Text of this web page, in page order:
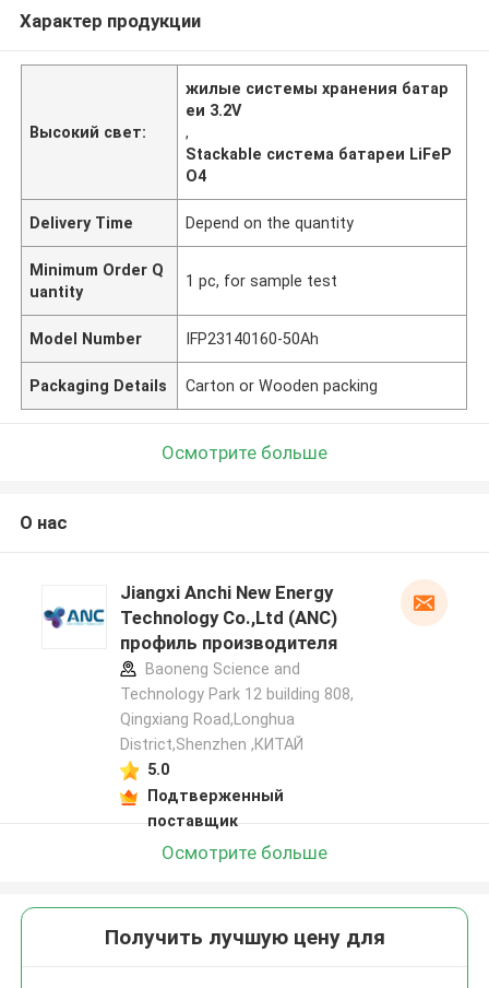
Характер продукции
Высокий свет:
жилые системы хранения батар
еи 3.2V
,
Stackable система батареи LiFeP
O4
Delivery Time Depend on the quantity
Minimum Order Q
uantity
1 pc, for sample test
Model Number IFP23140160-50Ah
Packaging Details Carton or Wooden packing
Осмотрите больше
О нас
Jiangxi Anchi New Energy
Technology Co.,Ltd (ANC)
профиль производителя
Baoneng Science and
Technology Park 12 building 808,
Qingxiang Road,Longhua
District,Shenzhen ,КИТАЙ
5.0
Подтверженный
поставщик
Осмотрите больше
Получить лучшую цену для